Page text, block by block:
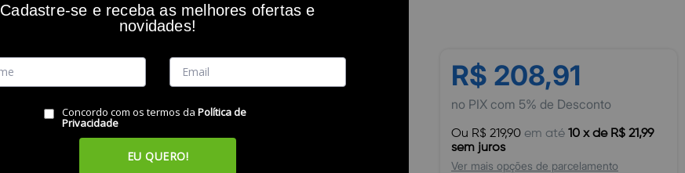
R$ 208,91
no PIX com 5% de Desconto
Ou R$ 219,90em até 10 x de R$ 21,99
sem juros
Ver mais opções de parcelamento
Código: 35253
(0)
Vendido e Entregue por:Miranda
RESUMO DO PRODUTO
- Modelo: 664xl;
Cadastre-se e receba as melhores ofertas e
novidades!
Concordo com os termos da Política de
Privacidade
EU QUERO!